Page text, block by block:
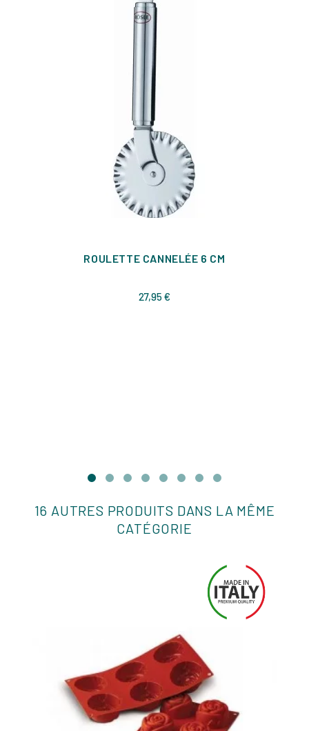
ROULETTE CANNELÉE 6 CM
27,95 €
16 AUTRES PRODUITS DANS LA MÊME
CATÉGORIE